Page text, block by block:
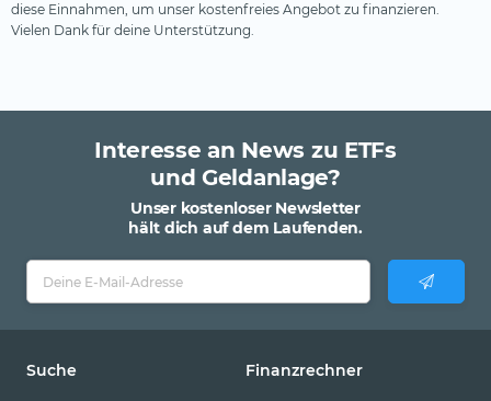
diese Einnahmen, um unser kostenfreies Angebot zu finanzieren.
Vielen Dank für deine Unterstützung.
Interesse an News zu ETFs
und Geldanlage?
Unser kostenloser Newsletter
hält dich auf dem Laufenden.
Suche Finanzrechner